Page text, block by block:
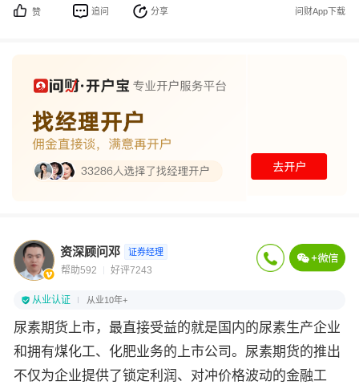
赞 追问 分享 问财App下载
资深顾问邓 证券经理
帮助592 好评7243
从业认证 从业10年+
尿素期货上市，最直接受益的就是国内的尿素生产企业
和拥有煤化工、化肥业务的上市公司。尿素期货的推出
不仅为企业提供了锁定利润、对冲价格波动的金融工